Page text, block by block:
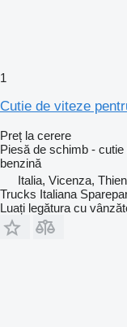
1
Cutie de viteze
Preț la cerere
Piesă de schimb -
benzină
Italia, Vicenza,
Trucks Italiana
Luați legătura cu